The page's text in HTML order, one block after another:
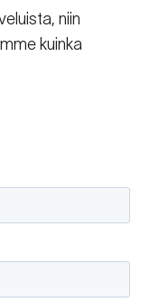
niin
kuinka